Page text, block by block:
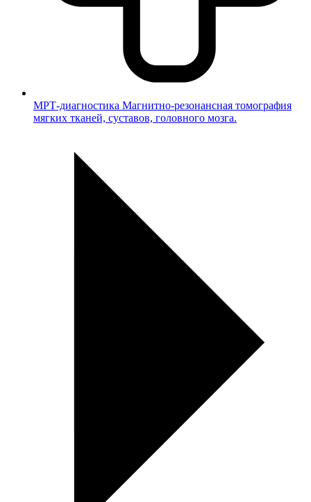
МРТ-диагностика Магнитно-резонансная томография
мягких тканей, суставов, головного мозга.